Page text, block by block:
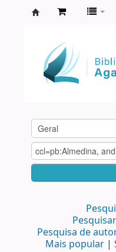
Agamenon
Magalhães
Pesquisa de
Mais popular